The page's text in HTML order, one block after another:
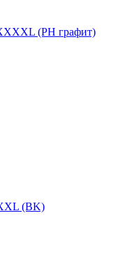
(PH графит)
(BK)